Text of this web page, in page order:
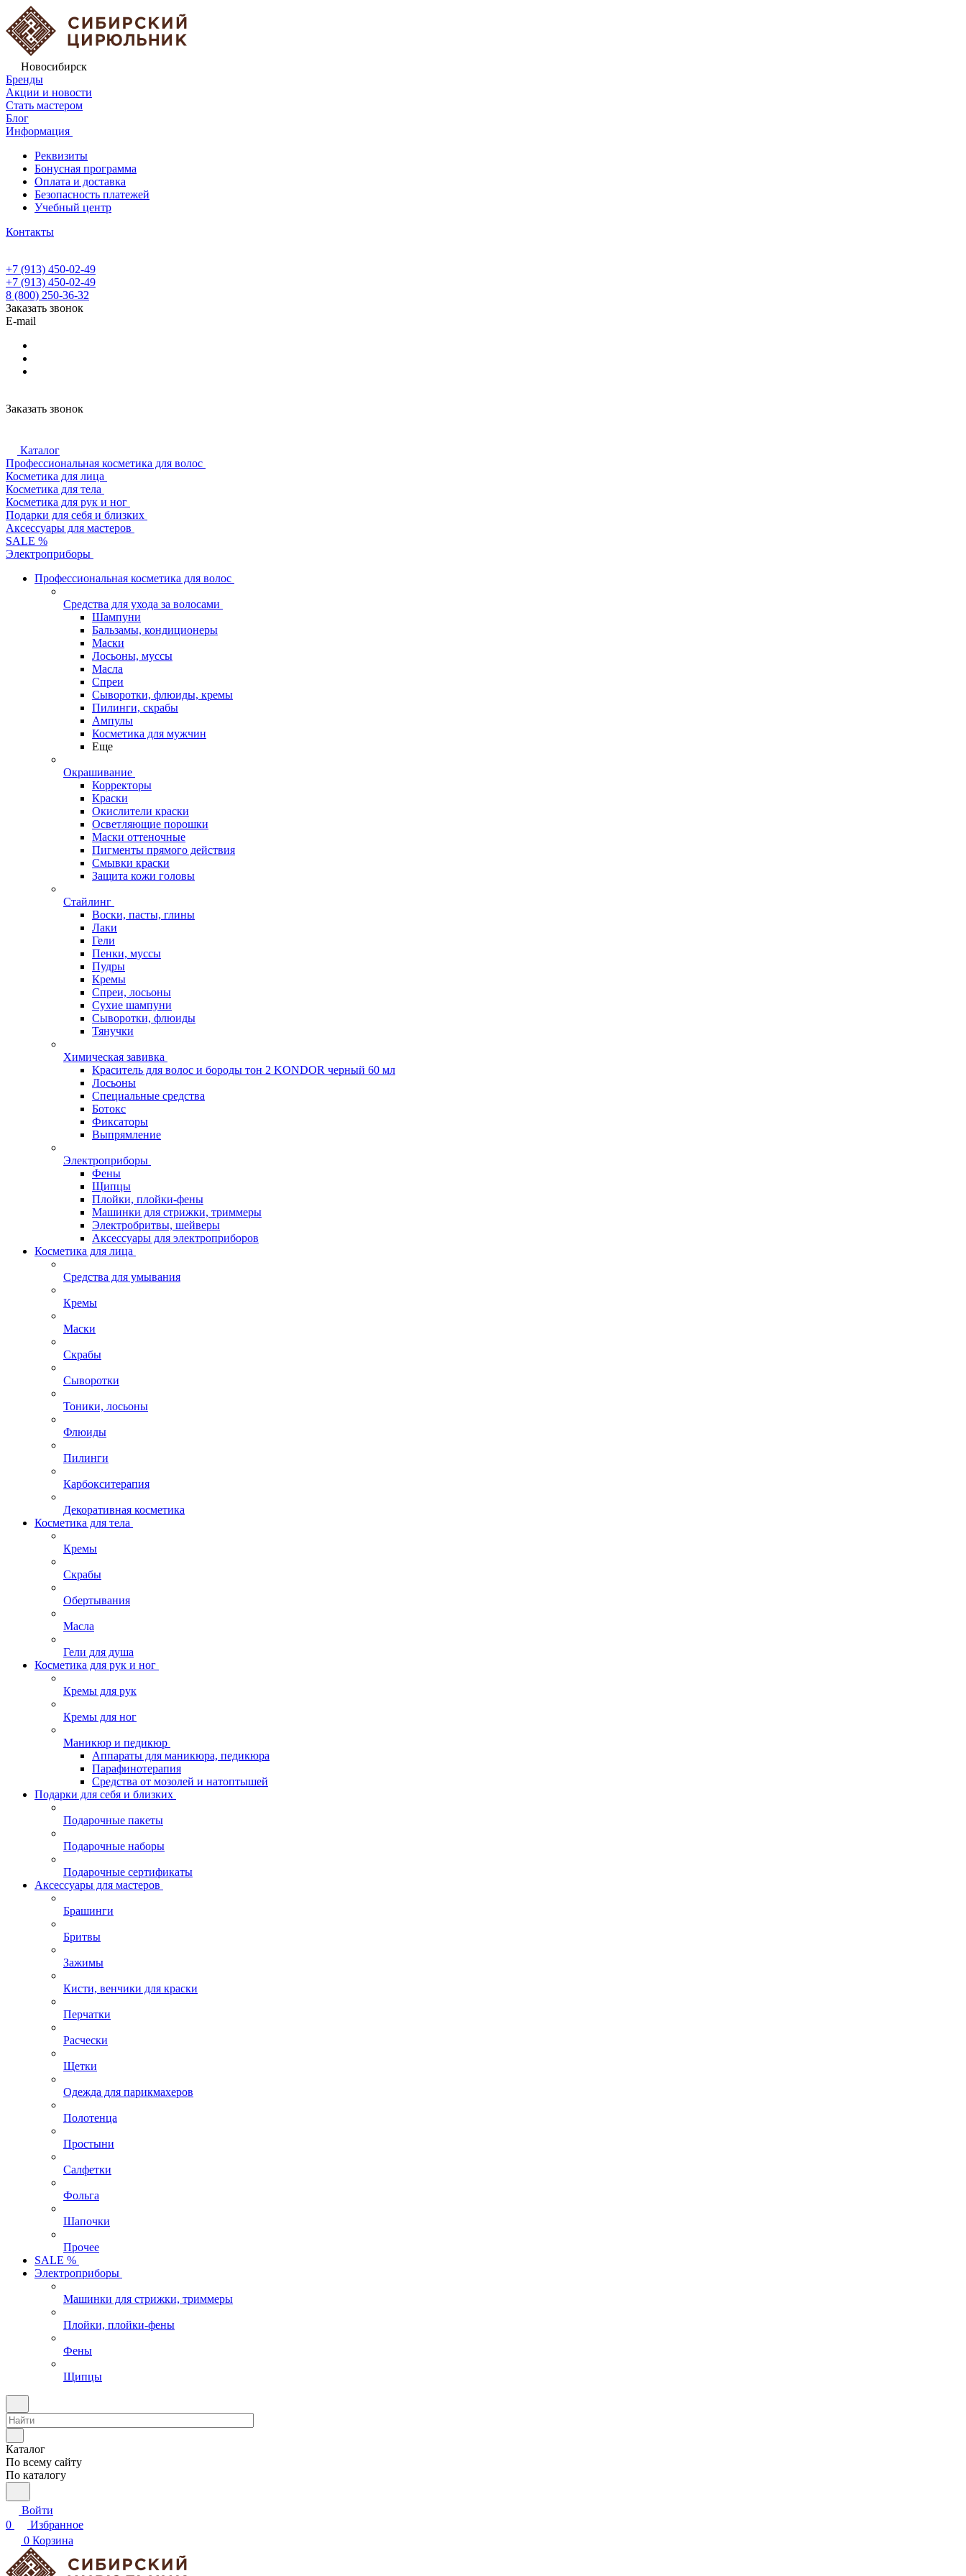
Новосибирск
Бренды
Акции и новости
Стать мастером
Блог
Информация
Реквизиты
Бонусная программа
Оплата и доставка
Безопасность платежей
Учебный центр
Контакты
+7 (913) 450-02-49
+7 (913) 450-02-49
8 (800) 250-36-32
Заказать звонок
E-mail
Заказать звонок
Каталог
Профессиональная косметика для волос
Косметика для лица
Косметика для тела
Косметика для рук и ног
Подарки для себя и близких
Аксессуары для мастеров
SALE %
Электроприборы
Профессиональная косметика для волос
Средства для ухода за волосами
Шампуни
Бальзамы, кондиционеры
Маски
Лосьоны, муссы
Масла
Спреи
Сыворотки, флюиды, кремы
Пилинги, скрабы
Ампулы
Косметика для мужчин
Еще
Окрашивание
Корректоры
Краски
Окислители краски
Осветляющие порошки
Маски оттеночные
Пигменты прямого действия
Смывки краски
Защита кожи головы
Стайлинг
Воски, пасты, глины
Лаки
Гели
Пенки, муссы
Пудры
Кремы
Спреи, лосьоны
Сухие шампуни
Сыворотки, флюиды
Тянучки
Химическая завивка
Краситель для волос и бороды тон 2 KONDOR черный 60 мл
Лосьоны
Специальные средства
Ботокс
Фиксаторы
Выпрямление
Электроприборы
Фены
Щипцы
Плойки, плойки-фены
Машинки для стрижки, триммеры
Электробритвы, шейверы
Аксессуары для электроприборов
Косметика для лица
Средства для умывания
Кремы
Маски
Скрабы
Сыворотки
Тоники, лосьоны
Флюиды
Пилинги
Карбокситерапия
Декоративная косметика
Косметика для тела
Кремы
Скрабы
Обертывания
Масла
Гели для душа
Косметика для рук и ног
Кремы для рук
Кремы для ног
Маникюр и педикюр
Аппараты для маникюра, педикюра
Парафинотерапия
Средства от мозолей и натоптышей
Подарки для себя и близких
Подарочные пакеты
Подарочные наборы
Подарочные сертификаты
Аксессуары для мастеров
Брашинги
Бритвы
Зажимы
Кисти, венчики для краски
Перчатки
Расчески
Щетки
Одежда для парикмахеров
Полотенца
Простыни
Салфетки
Фольга
Шапочки
Прочее
SALE %
Электроприборы
Машинки для стрижки, триммеры
Плойки, плойки-фены
Фены
Щипцы
Каталог
По всему сайту
По каталогу
Войти
0
Избранное
0 Корзина